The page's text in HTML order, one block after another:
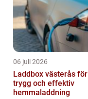
06 juli 2026
Laddbox västerås för
trygg och effektiv
hemmaladdning